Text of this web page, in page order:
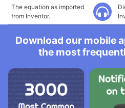
The equation as imported
from Inventor.
Download our mobile
the most